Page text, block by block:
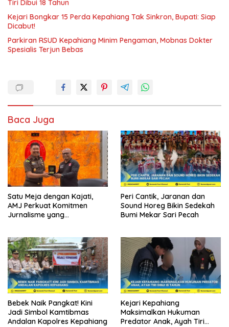
Tiri Dibui 18 Tahun
Kejari Bongkar 15 Perda Kepahiang Tak Sinkron, Bupati: Siap
Dicabut!
Parkiran RSUD Kepahiang Minim Pengaman, Mobnas Dokter
Spesialis Terjun Bebas
Baca Juga
Satu Meja dengan Kajati,
AMJ Perkuat Komitmen
Jurnalisme yang
Peri Cantik, Jaranan dan
Sound Horeg Bikin Sedekah
Bumi Mekar Sari Pecah
Bebek Naik Pangkat! Kini
Jadi Simbol Kamtibmas
Andalan Kapolres Kepahiang
Kejari Kepahiang
Maksimalkan Hukuman
Predator Anak, Ayah Tiri